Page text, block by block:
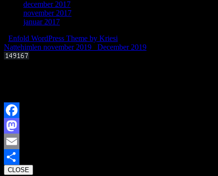
december 2017
november 2017
januar 2017
Enfold WordPress Theme by Kriesi
Nattehimlen november 2019
December 2019
Facebook
Mastodon
Email
Share
CLOSE